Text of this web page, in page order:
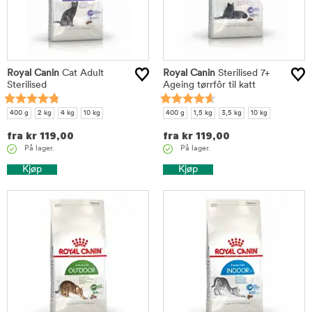
Royal Canin Cat Adult
Sterilised
400 g 2 kg 4 kg 10 kg
fra kr 119,00
På lager.
Kjøp
Royal Canin Sterilised 7+
Ageing tørrfôr til katt
400 g 1,5 kg 3,5 kg 10 kg
fra kr 119,00
På lager.
Kjøp